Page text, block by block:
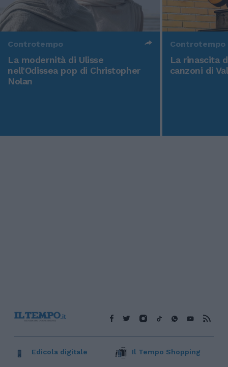
Controtempo
La modernità di Ulisse
nell'Odissea pop di Christopher
Nolan
Controtempo
La rinascita
canzoni di
Edicola digitale Il Tempo Shopping